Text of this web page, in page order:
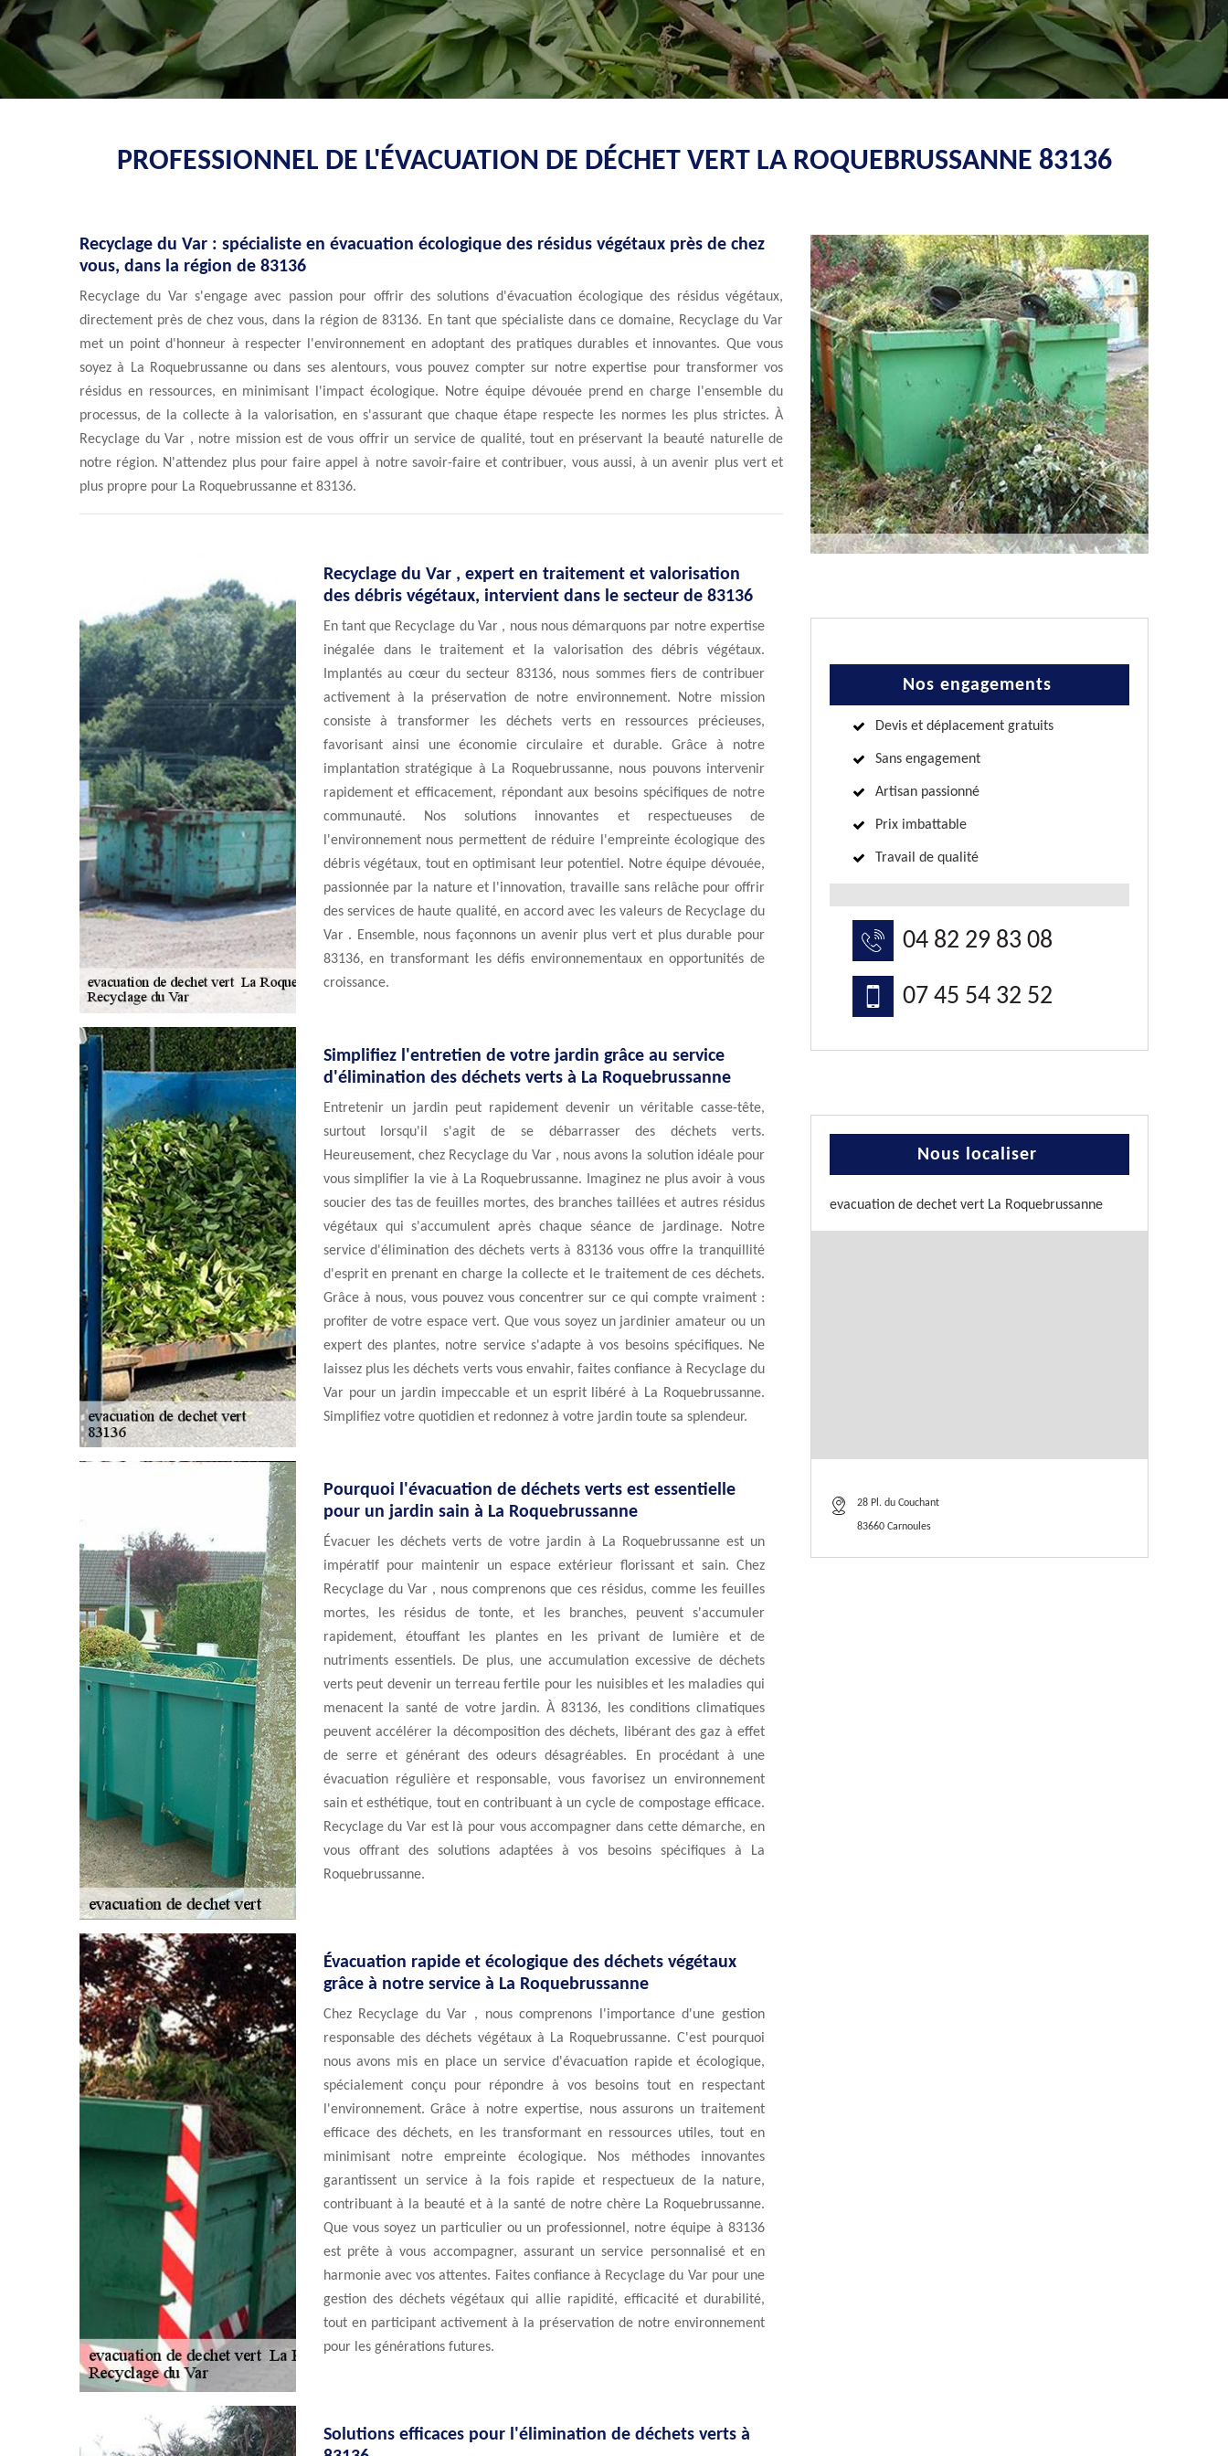
PROFESSIONNEL DE L'ÉVACUATION DE DÉCHET VERT LA ROQUEBRUSSANNE 83136
Recyclage du Var : spécialiste en évacuation écologique des résidus végétaux près de chez
vous, dans la région de 83136
Recyclage du Var s'engage avec passion pour offrir des solutions d'évacuation écologique des résidus végétaux,
directement près de chez vous, dans la région de 83136. En tant que spécialiste dans ce domaine, Recyclage du Var
met un point d'honneur à respecter l'environnement en adoptant des pratiques durables et innovantes. Que vous
soyez à La Roquebrussanne ou dans ses alentours, vous pouvez compter sur notre expertise pour transformer vos
résidus en ressources, en minimisant l'impact écologique. Notre équipe dévouée prend en charge l'ensemble du
processus, de la collecte à la valorisation, en s'assurant que chaque étape respecte les normes les plus strictes. À
Recyclage du Var , notre mission est de vous offrir un service de qualité, tout en préservant la beauté naturelle de
notre région. N'attendez plus pour faire appel à notre savoir-faire et contribuer, vous aussi, à un avenir plus vert et
plus propre pour La Roquebrussanne et 83136.
Recyclage du Var , expert en traitement et valorisation
des débris végétaux, intervient dans le secteur de 83136
En tant que Recyclage du Var , nous nous démarquons par notre expertise
inégalée dans le traitement et la valorisation des débris végétaux.
Implantés au cœur du secteur 83136, nous sommes fiers de contribuer
activement à la préservation de notre environnement. Notre mission
consiste à transformer les déchets verts en ressources précieuses,
favorisant ainsi une économie circulaire et durable. Grâce à notre
implantation stratégique à La Roquebrussanne, nous pouvons intervenir
rapidement et efficacement, répondant aux besoins spécifiques de notre
communauté. Nos solutions innovantes et respectueuses de
l'environnement nous permettent de réduire l'empreinte écologique des
débris végétaux, tout en optimisant leur potentiel. Notre équipe dévouée,
passionnée par la nature et l'innovation, travaille sans relâche pour offrir
des services de haute qualité, en accord avec les valeurs de Recyclage du
Var . Ensemble, nous façonnons un avenir plus vert et plus durable pour
83136, en transformant les défis environnementaux en opportunités de
croissance.
Simplifiez l'entretien de votre jardin grâce au service
d'élimination des déchets verts à La Roquebrussanne
Entretenir un jardin peut rapidement devenir un véritable casse-tête,
surtout lorsqu'il s'agit de se débarrasser des déchets verts.
Heureusement, chez Recyclage du Var , nous avons la solution idéale pour
vous simplifier la vie à La Roquebrussanne. Imaginez ne plus avoir à vous
soucier des tas de feuilles mortes, des branches taillées et autres résidus
végétaux qui s'accumulent après chaque séance de jardinage. Notre
service d'élimination des déchets verts à 83136 vous offre la tranquillité
d'esprit en prenant en charge la collecte et le traitement de ces déchets.
Grâce à nous, vous pouvez vous concentrer sur ce qui compte vraiment :
profiter de votre espace vert. Que vous soyez un jardinier amateur ou un
expert des plantes, notre service s'adapte à vos besoins spécifiques. Ne
laissez plus les déchets verts vous envahir, faites confiance à Recyclage du
Var pour un jardin impeccable et un esprit libéré à La Roquebrussanne.
Simplifiez votre quotidien et redonnez à votre jardin toute sa splendeur.
Pourquoi l'évacuation de déchets verts est essentielle
pour un jardin sain à La Roquebrussanne
Évacuer les déchets verts de votre jardin à La Roquebrussanne est un
impératif pour maintenir un espace extérieur florissant et sain. Chez
Recyclage du Var , nous comprenons que ces résidus, comme les feuilles
mortes, les résidus de tonte, et les branches, peuvent s'accumuler
rapidement, étouffant les plantes en les privant de lumière et de
nutriments essentiels. De plus, une accumulation excessive de déchets
verts peut devenir un terreau fertile pour les nuisibles et les maladies qui
menacent la santé de votre jardin. À 83136, les conditions climatiques
peuvent accélérer la décomposition des déchets, libérant des gaz à effet
de serre et générant des odeurs désagréables. En procédant à une
évacuation régulière et responsable, vous favorisez un environnement
sain et esthétique, tout en contribuant à un cycle de compostage efficace.
Recyclage du Var est là pour vous accompagner dans cette démarche, en
vous offrant des solutions adaptées à vos besoins spécifiques à La
Roquebrussanne.
Évacuation rapide et écologique des déchets végétaux
grâce à notre service à La Roquebrussanne
Chez Recyclage du Var , nous comprenons l'importance d'une gestion
responsable des déchets végétaux à La Roquebrussanne. C'est pourquoi
nous avons mis en place un service d'évacuation rapide et écologique,
spécialement conçu pour répondre à vos besoins tout en respectant
l'environnement. Grâce à notre expertise, nous assurons un traitement
efficace des déchets, en les transformant en ressources utiles, tout en
minimisant notre empreinte écologique. Nos méthodes innovantes
garantissent un service à la fois rapide et respectueux de la nature,
contribuant à la beauté et à la santé de notre chère La Roquebrussanne.
Que vous soyez un particulier ou un professionnel, notre équipe à 83136
est prête à vous accompagner, assurant un service personnalisé et en
harmonie avec vos attentes. Faites confiance à Recyclage du Var pour une
gestion des déchets végétaux qui allie rapidité, efficacité et durabilité,
tout en participant activement à la préservation de notre environnement
pour les générations futures.
Solutions efficaces pour l'élimination de déchets verts à
Nos engagements
Devis et déplacement gratuits
Sans engagement
Artisan passionné
Prix imbattable
Travail de qualité
04 82 29 83 08
07 45 54 32 52
Nous localiser
evacuation de dechet vert La Roquebrussanne
28 Pl. du Couchant
83660 Carnoules